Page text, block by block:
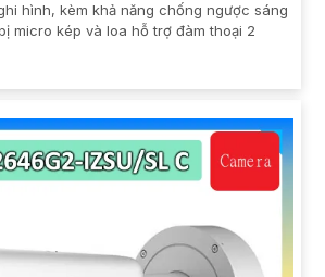
hình, kèm khả năng chống ngược sáng
micro kép và loa hỗ trợ đàm thoại 2